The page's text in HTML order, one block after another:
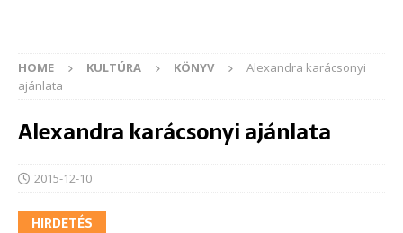
HOME KULTÚRA KÖNYV
Alexandra karácsonyi
ajánlata
Alexandra karácsonyi ajánlata
2015-12-10
HIRDETÉS